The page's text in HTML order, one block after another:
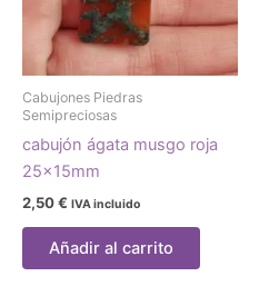
Cabujones Piedras
Semipreciosas
cabujón ágata musgo roja
25x15mm
2,50€ IVA incluido
Añadir al carrito